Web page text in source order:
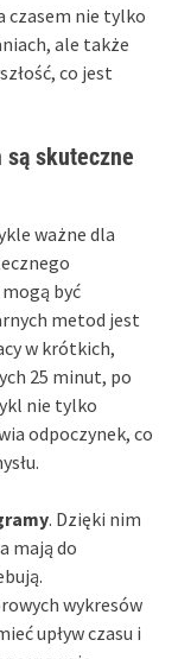
czasem nie tylko
ale także
co jest
skuteczne
ważne dla
być
metod jest
w krótkich,
25 minut, po
nie tylko
odpoczynek, co
. Dzięki nim
mają do
wykresów
upływ czasu i